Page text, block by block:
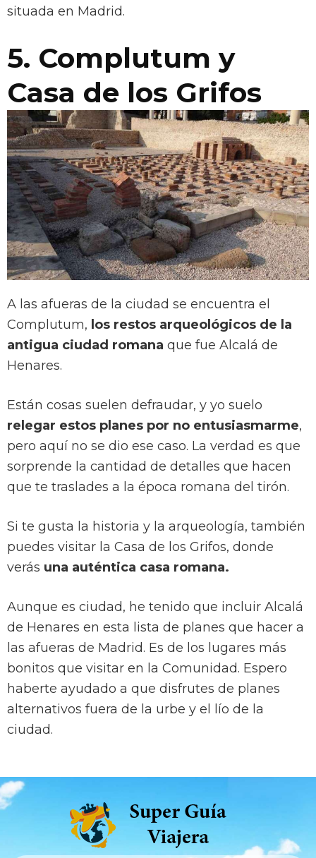
situada en Madrid.
5. Complutum y
Casa de los Grifos
A las afueras de la ciudad se encuentra el
Complutum, los restos arqueológicos de la
antigua ciudad romana que fue Alcalá de
Henares.
Están cosas suelen defraudar, y yo suelo
relegar estos planes por no entusiasmarme,
pero aquí no se dio ese caso. La verdad es que
sorprende la cantidad de detalles que hacen
que te traslades a la época romana del tirón.
Si te gusta la historia y la arqueología, también
puedes visitar la Casa de los Grifos, donde
verás una auténtica casa romana.
Aunque es ciudad, he tenido que incluir Alcalá
de Henares en esta lista de planes que hacer a
las afueras de Madrid. Es de los lugares más
bonitos que visitar en la Comunidad. Espero
haberte ayudado a que disfrutes de planes
alternativos fuera de la urbe y el lío de la
ciudad.